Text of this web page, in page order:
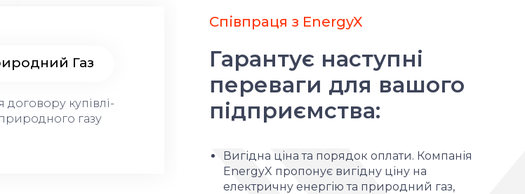
Газ
договору купівлі-
газу
Співпраця з EnergyX
Гарантує наступні
переваги для вашого
підприємства:
Вигідна ціна та порядок оплати. Компанія
EnergyX пропонує вигідну ціну на
електричну енергію та природний газ,